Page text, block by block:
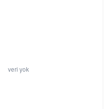
veri yok